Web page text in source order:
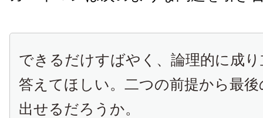
できるだけすばやく、論理的に成
答えてほしい。二つの前提から最
出せるだろうか。